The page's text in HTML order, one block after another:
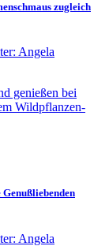
zugleich
Angela
genießen bei
Wildpflanzen-
Angela